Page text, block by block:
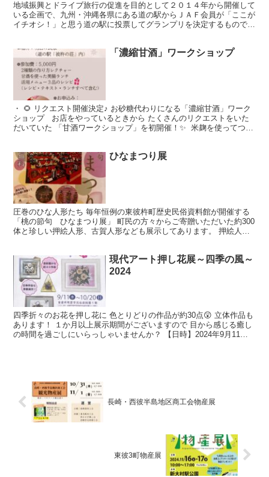
地域振興とドライブ旅行の促進を目的として２０１４年から開催して
いる企画で、九州・沖縄各県にある道の駅からＪＡＦ会員が「ここが
イチオシ！」と思う道の駅に投票してグランプリを決定するもので
「濃縮甘酒」ワークショップ
・ 🌻 リクエスト開催決定♪ お砂糖代わりになる「濃縮甘酒」ワーク
ショップ ⁡ ⁡ お店をやっているときから たくさんのリクエストをいた
だいていた 「甘酒ワークショップ」を初開催！✨ ⁡ 米麹を使ってつく
ひなまつり展
圧巻のひな人形たち 毎年恒例の東彼杵町歴史民俗資料館が開催する
「桃の節句 ひなまつり展」 町民の方々からご寄贈いただいた約300
体と珍しい押絵人形、古賀人形なども展示してあります。 押絵人形
現代アート押し花展～四季の風～
2024
四季折々のお花を押し花に 色とりどりの作品が約30点😲 立体作品も
あります！ １か月以上展示期間がございますので 目から感じる癒し
の時間を過ごしにいらっしゃいませんか？ 【日時】2024年9月11日
長崎・西彼半島地区商工会物産展
東彼3町物産展